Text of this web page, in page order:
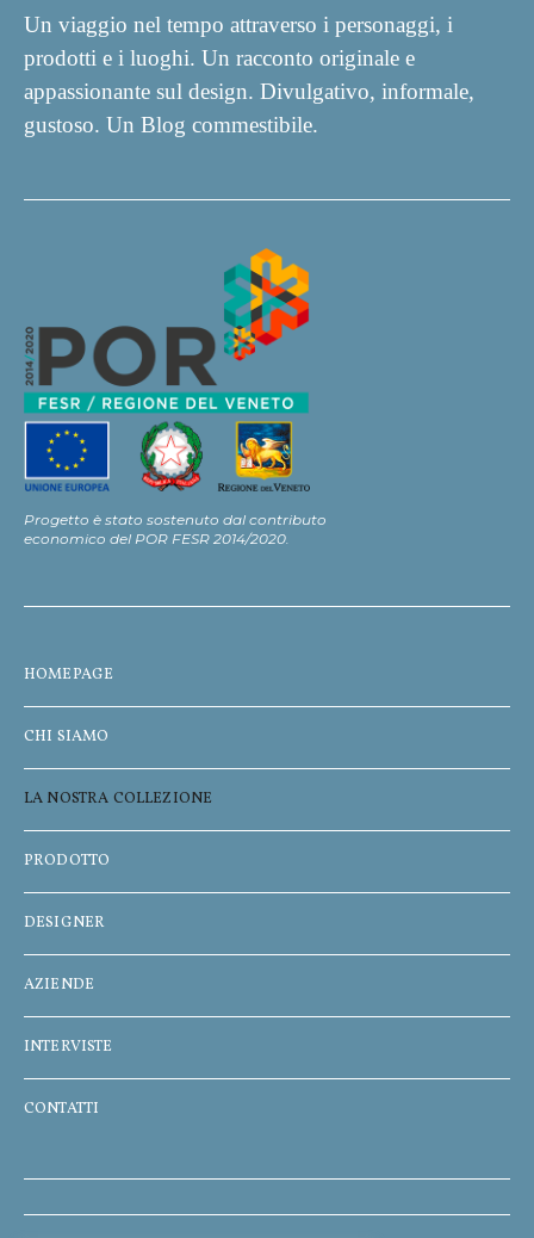
Un viaggio nel tempo attraverso i personaggi, i
prodotti e i luoghi. Un racconto originale e
appassionante sul design. Divulgativo, informale,
gustoso. Un Blog commestibile.
Progetto è stato sostenuto dal contributo
economico del POR FESR 2014/2020.
HOMEPAGE
CHI SIAMO
LA NOSTRA COLLEZIONE
PRODOTTO
DESIGNER
AZIENDE
INTERVISTE
CONTATTI